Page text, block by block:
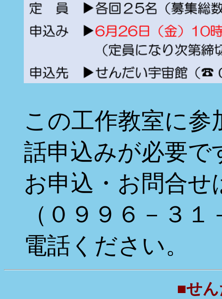
この工作教室に
話申込みが必要で
お申込・お問合
（０９９６－３
電話ください。
■せ